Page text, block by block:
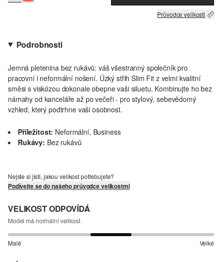
Průvodce velikosti
Podrobnosti
Jemná pletenina bez rukávů: váš všestranný společník pro
pracovní i neformální nošení. Úzký střih Slim Fit z velmi kvalitní
směsi s viskózou dokonale obepne vaši siluetu. Kombinujte ho bez
námahy od kanceláře až po večeři - pro stylový, sebevědomý
vzhled, který podtrhne vaši osobnost.
Příležitost: Neformální, Business
Rukávy: Bez rukávů
Nejste si jisti, jakou velikost potřebujete?
Podívejte se do našeho průvodce velikostmi
VELIKOST ODPOVÍDÁ
Model má normální velikost
Malé Velké